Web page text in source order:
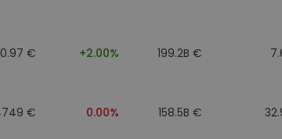
€ +2.00% 199.2B €
€ 0.00% 158.5B €